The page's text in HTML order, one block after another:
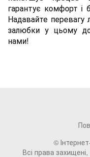
гарантує комфорт і
Надавайте перевагу
залюбки у цьому
нами!
©
Всі права